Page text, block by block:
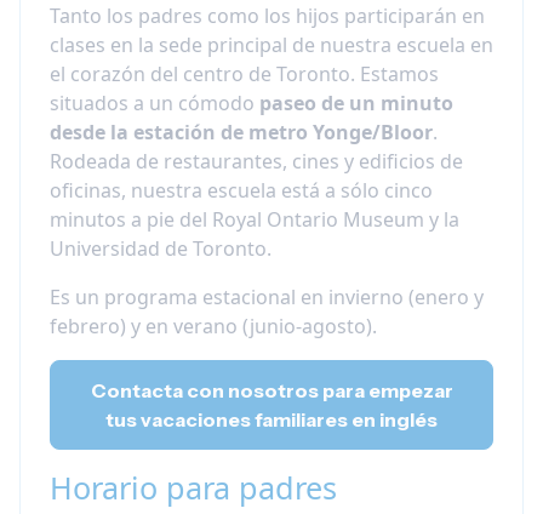
Tanto los padres como los hijos participarán en
clases en la sede principal de nuestra escuela en
el corazón del centro de Toronto. Estamos
situados a un cómodo paseo de un minuto
desde la estación de metro Yonge/Bloor.
Rodeada de restaurantes, cines y edificios de
oficinas, nuestra escuela está a sólo cinco
minutos a pie del Royal Ontario Museum y la
Universidad de Toronto.
Es un programa estacional en invierno (enero y
febrero) y en verano (junio-agosto).
Contacta con nosotros para empezar
tus vacaciones familiares en inglés
Horario para padres